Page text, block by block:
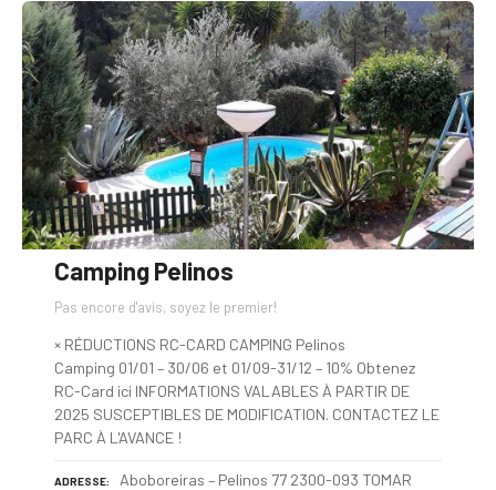
Camping Pelinos
Pas encore d'avis, soyez le premier!
× RÉDUCTIONS RC-CARD CAMPING Pelinos
Camping 01/01 – 30/06 et 01/09-31/12 – 10% Obtenez
RC-Card ici INFORMATIONS VALABLES À PARTIR DE
2025 SUSCEPTIBLES DE MODIFICATION. CONTACTEZ LE
PARC À L'AVANCE !
ADRESSE Aboboreiras – Pelinos 77 2300-093 TOMAR